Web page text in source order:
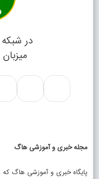
در
مجله خبری و آموزشی هاگ
پایگاه خبری و آموزشی هاگ که